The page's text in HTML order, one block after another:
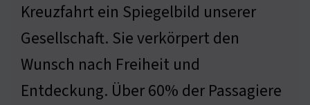
Kreuzfahrt ein Spiegelbild unserer
Gesellschaft. Sie verkörpert den
Wunsch nach Freiheit und
Entdeckung. Über 60% der Passagiere